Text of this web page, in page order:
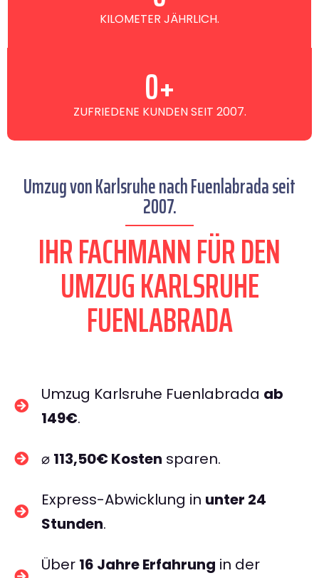
KILOMETER JÄHRLICH.
ZUFRIEDENE KUNDEN SEIT 2007.
0+
Umzug von Karlsruhe nach Fuenlabrada seit
2007.
IHR FACHMANN FÜR DEN
UMZUG KARLSRUHE
FUENLABRADA
Umzug Karlsruhe Fuenlabrada ab
149€.
⌀ 113,50€ Kosten sparen.
Express-Abwicklung in unter 24
Stunden.
Über 16 Jahre Erfahrung in der